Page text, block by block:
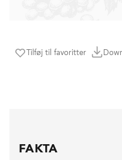
Tilføj til favoritter
FAKTA